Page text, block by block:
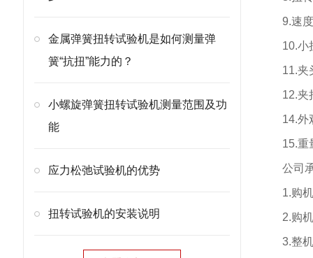
金属弹簧扭转试验机是如何测量弹
簧“抗扭”能力的？
小螺旋弹簧扭转试验机测量范围及功
能
应力松弛试验机的优势
扭转试验机的安装说明
9.速
10.小
11.夹
12.夹
14.外
15.重
公司
1.购
2.购
3.整